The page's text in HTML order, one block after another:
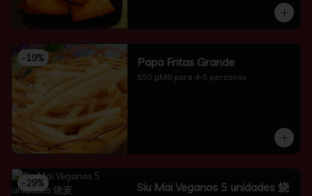
-19% Papa Fritas Grande
550 gMS para 4-5 perzonas
-29%
Siu Mai Veganos 5 unidades 烧